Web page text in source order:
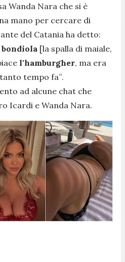
Wanda Nara che si è
mano per cercare di
del Catania ha detto:
bondiola [la spalla di maiale,
l'hamburgher, ma era
tempo fa”.
ad alcune chat che
Icardi e Wanda Nara.